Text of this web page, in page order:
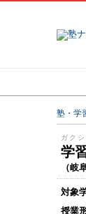
塾・学
ガク
学
（岐
対象
授業